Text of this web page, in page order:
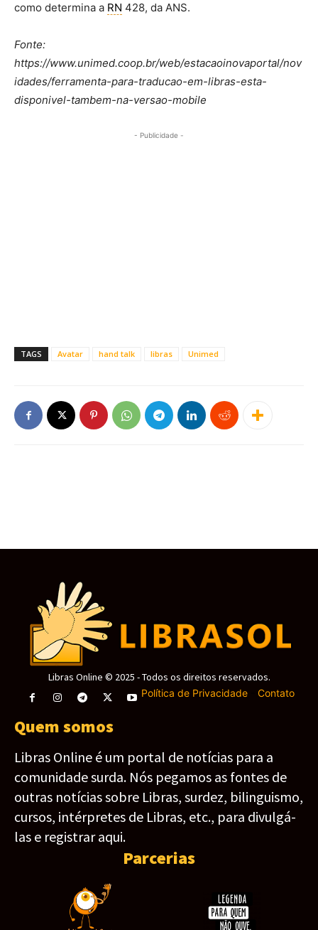
como determina a RN 428, da ANS.
Fonte:
https://www.unimed.coop.br/web/estacaoinovaportal/nov
idades/ferramenta-para-traducao-em-libras-esta-
disponivel-tambem-na-versao-mobile
- Publicidade -
TAGS Avatar hand talk libras Unimed
Este site usa cookies para garantir que você
Libras Online © 2025 - Todos os direitos reservados.
Política de Privacidade- Contato
Quem somos
Libras Online é um portal de notícias para a
comunidade surda. Nós pegamos as fontes de
outras notícias sobre Libras, surdez, bilinguismo,
cursos, intérpretes de Libras, etc., para divulgá-
las e registrar aqui.
Parcerias